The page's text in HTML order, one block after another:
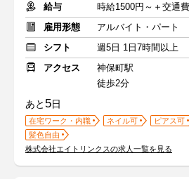
給与
時給1500円～＋交通
雇用形態
アルバイト・パート
シフト
週5日 1日7時間以上
アクセス
神保町駅
徒歩2分
あと 5日
在宅ワーク・内職 ネイル可 ピアス可
髪色自由
株式会社エイトリンクスの求人一覧を見る